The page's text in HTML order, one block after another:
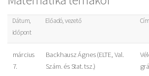
Dátum,
időpont
Előadó, vezető
március
7.
Backhausz Ágnes (ELTE, Val.
Szám. és Stat. tsz.)